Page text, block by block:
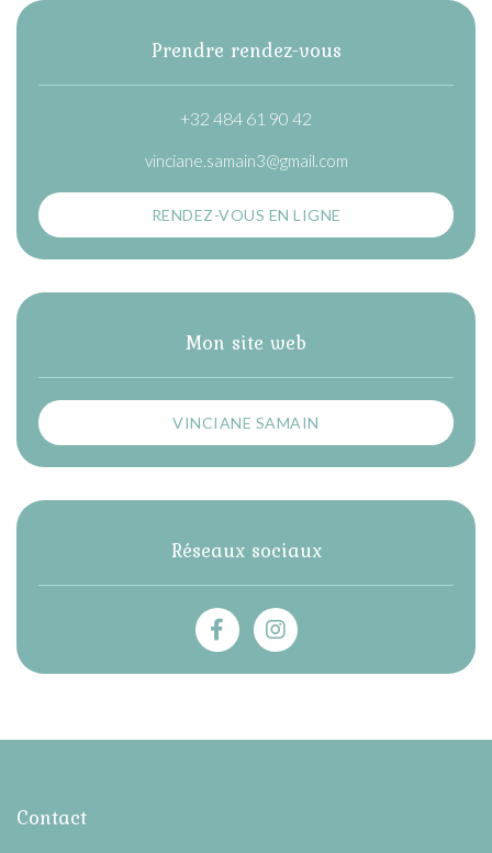
Prendre rendez-vous
+32 484 61 90 42
vinciane.samain3@gmail.com
RENDEZ-VOUS EN LIGNE
Mon site web
VINCIANE SAMAIN
Réseaux sociaux
Contact